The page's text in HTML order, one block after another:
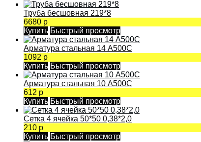
Труба бесшовная 219*8
6680 р
Купить Быстрый просмотр
Арматура стальная 14 А500С
1092 р
Купить Быстрый просмотр
Арматура стальная 10 А500С
612 р
Купить Быстрый просмотр
Сетка 4 ячейка 50*50 0,38*2,0
210 р
Купить Быстрый просмотр